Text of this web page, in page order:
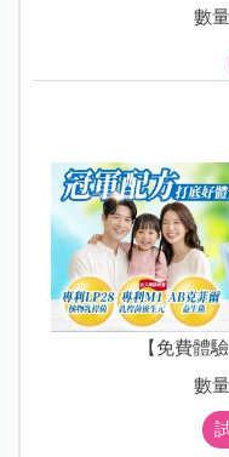
數
【免費體
數